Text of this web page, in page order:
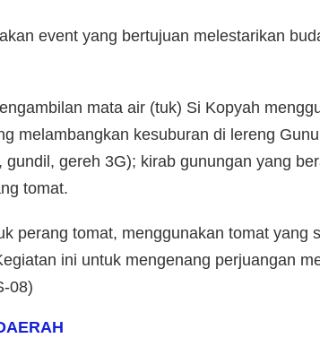
event yang bertujuan melestarikan
mata air (tuk) Si Kopyah
melambangkan kesuburan di lereng
gundil, gereh 3G); kirab gunungan yang
tomat.
perang tomat, menggunakan tomat yang
ini untuk mengenang perjuangan
08)